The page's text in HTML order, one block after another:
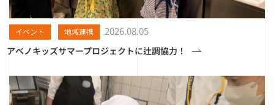
イベント 地域連携 2026.08.05
アベノキッズサマープロジェクトに辻調協力！